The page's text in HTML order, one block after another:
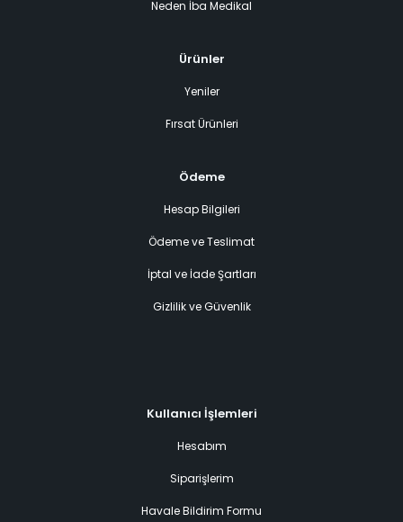
Neden İba Medikal
Ürünler
Yeniler
Fırsat Ürünleri
Ödeme
Hesap Bilgileri
Ödeme ve Teslimat
İptal ve İade Şartları
Gizlilik ve Güvenlik
Kullanıcı İşlemleri
Hesabım
Siparişlerim
Havale Bildirim Formu